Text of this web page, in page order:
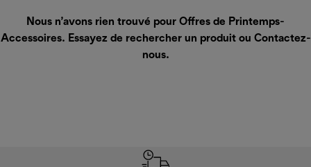
Nous n’avons rien trouvé pour Offres de Printemps-
Accessoires. Essayez de rechercher un produit ou Contactez-
nous.